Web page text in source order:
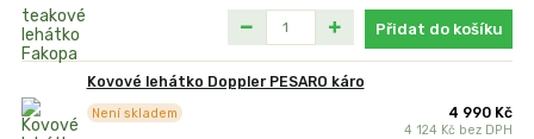
Přidat do košíku
Kovové lehátko Doppler PESARO káro
4 990 Kč
4 124 Kč bez DPH
Není skladem